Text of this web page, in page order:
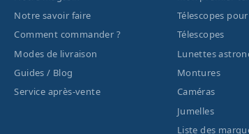
Notre savoir faire
Comment commander ?
Modes de livraison
Guides / Blog
Service après-vente
Télescopes
Télescopes
Lunettes
Montures
Caméras
Jumelles
Liste des